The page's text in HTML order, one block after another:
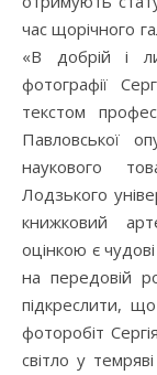
час щорічного
«В добрій і
фотографії
текстом
Павловської
наукового
Лодзького
книжковий
оцінкою є
на передовій
підкреслити,
фоторобіт
світло у